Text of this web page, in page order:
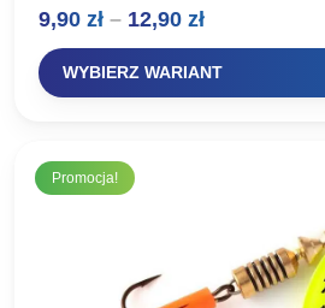
korpus. Elegancki, klasyczny design….
9,90 zł – 12,90 złZakres
cen:
od
WYBIERZ WARIANT
Promocja!